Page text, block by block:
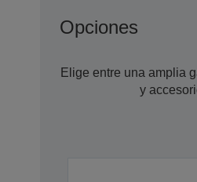
Opciones
Elige entre una amplia
y